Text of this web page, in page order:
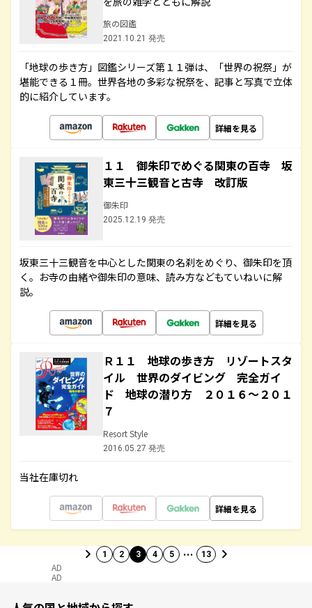
旅の図鑑
2021.10.21 発売
「地球の歩き方」図鑑シリーズ第１１弾は、「世界の祝祭」が
堪能できる１冊。世界各地の多彩な祝祭を、記事と写真で立体
的に紹介しています。
詳細を見る
１１ 御朱印でめぐる関東の百寺 坂
東三十三観音と古寺 改訂版
御朱印
2025.12.19 発売
坂東三十三観音を中心とした関東の名刹をめぐり、御朱印を頂
く。お寺の由緒や御朱印の意味、読み方などもていねいに解
説。
詳細を見る
Ｒ１１ 地球の歩き方 リゾートスタ
イル 世界のダイビング 完全ガイ
ド 地球の潜り方 ２０１６～２０１
７
Resort Style
2016.05.27 発売
当社在庫切れ
詳細を見る
1 2 3 4 5 … 13
AD
AD